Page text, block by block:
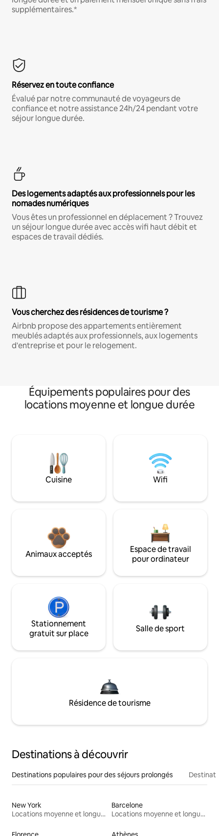
supplémentaires.*
Réservez en toute confiance
Évalué par notre communauté de voyageurs de
confiance et notre assistance 24h/24 pendant votre
séjour longue durée.
Des logements adaptés aux professionnels pour les
nomades numériques
Vous êtes un professionnel en déplacement ? Trouvez
un séjour longue durée avec accès wifi haut débit et
espaces de travail dédiés.
Vous cherchez des résidences de tourisme ?
Airbnb propose des appartements entièrement
meublés adaptés aux professionnels, aux logements
d'entreprise et pour le relogement.
Équipements populaires pour des
locations moyenne et longue durée
Cuisine Wifi
Animaux acceptés
Espace de travail
pour ordinateur
Stationnement
gratuit sur place
Salle de sport
Résidence de tourisme
Destinations à découvrir
Destinations populaires pour des séjours prolongés
New York
Locations moyenne et longue durée
Barcelone
Locations moyenne et longue durée